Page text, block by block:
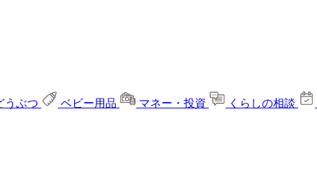
うぶつ ベビー用品 マネー・投資 くらしの相談